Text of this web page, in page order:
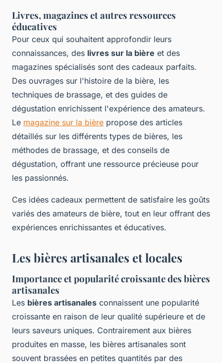
Livres, magazines et autres ressources
éducatives
Pour ceux qui souhaitent approfondir leurs
connaissances, des livres sur la bière et des
magazines spécialisés sont des cadeaux parfaits.
Des ouvrages sur l'histoire de la bière, les
techniques de brassage, et des guides de
dégustation enrichissent l'expérience des amateurs.
Le magazine sur la bière propose des articles
détaillés sur les différents types de bières, les
méthodes de brassage, et des conseils de
dégustation, offrant une ressource précieuse pour
les passionnés.
Ces idées cadeaux permettent de satisfaire les goûts
variés des amateurs de bière, tout en leur offrant des
expériences enrichissantes et éducatives.
Les bières artisanales et locales
Importance et popularité croissante des bières
artisanales
Les bières artisanales connaissent une popularité
croissante en raison de leur qualité supérieure et de
leurs saveurs uniques. Contrairement aux bières
produites en masse, les bières artisanales sont
souvent brassées en petites quantités par des